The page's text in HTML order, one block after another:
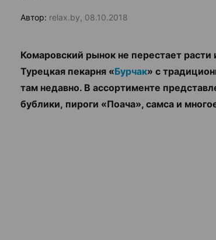
Автор: relax.by, 08.10.2018
Комаровский рынок не перестает
Турецкая пекарня «Бурчак» с
там недавно. В ассортименте
бублики, пироги «Поача», самса и